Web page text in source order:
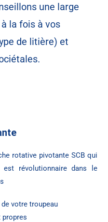
une large
la fois à vos
de litière) et
rotative pivotante SCB qui
révolutionnaire dans le
votre troupeau